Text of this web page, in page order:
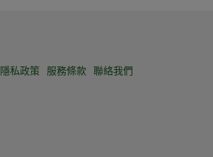
隱私政策 服務條款 聯絡我們